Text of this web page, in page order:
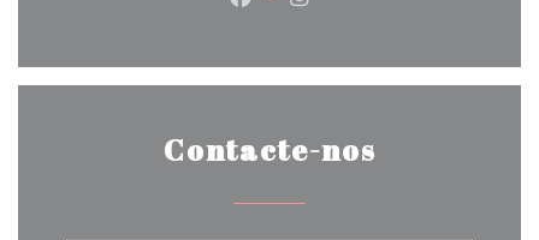
Facebook ((abre numa nova
Instagram ((abre numa
Contacte-nos